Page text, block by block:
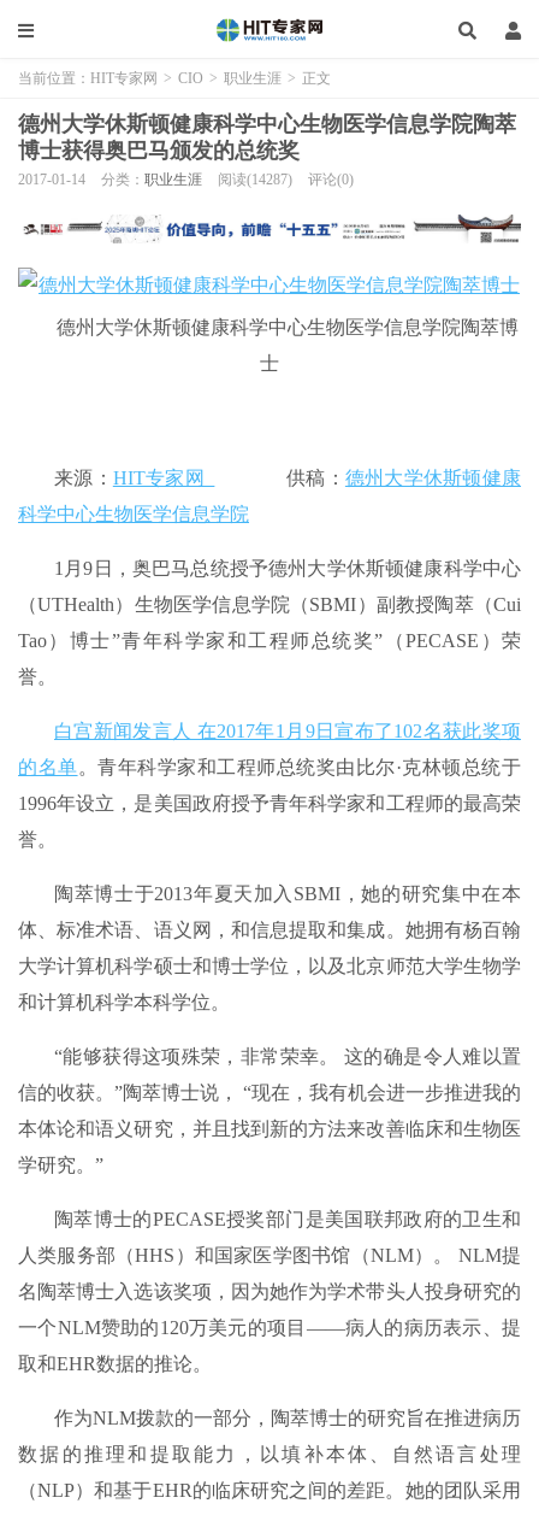
当前位置： HIT专家网 > CIO > 职业生涯 > 正文
德州大学休斯顿健康科学中心生物医学信息学院陶萃
博士获得奥巴马颁发的总统奖
2017-01-14 分类： 职业生涯 阅读(14287) 评论(0)
德州大学休斯顿健康科学中心生物医学信息学院陶萃博
士
来源： HIT专家网 供稿： 德州大学休斯顿健康
科学中心生物医学信息学院
1月9日，奥巴马总统授予德州大学休斯顿健康科学中心
（UTHealth）生物医学信息学院（SBMI）副教授陶萃（Cui
Tao）博士”青年科学家和工程师总统奖”（PECASE）荣
誉。
白宫新闻发言人 在2017年1月9日宣布了102名获此奖项
的名单。青年科学家和工程师总统奖由比尔·克林顿总统于
1996年设立，是美国政府授予青年科学家和工程师的最高荣
誉。
陶萃博士于2013年夏天加入SBMI，她的研究集中在本
体、标准术语、语义网，和信息提取和集成。她拥有杨百翰
大学计算机科学硕士和博士学位，以及北京师范大学生物学
和计算机科学本科学位。
“能够获得这项殊荣，非常荣幸。 这的确是令人难以置
信的收获。”陶萃博士说， “现在，我有机会进一步推进我的
本体论和语义研究，并且找到新的方法来改善临床和生物医
学研究。”
陶萃博士的PECASE授奖部门是美国联邦政府的卫生和
人类服务部（HHS）和国家医学图书馆（NLM）。 NLM提
名陶萃博士入选该奖项，因为她作为学术带头人投身研究的
一个NLM赞助的120万美元的项目——病人的病历表示、提
取和EHR数据的推论。
作为NLM拨款的一部分，陶萃博士的研究旨在推进病历
数据的推理和提取能力，以填补本体、自然语言处理
（NLP）和基于EHR的临床研究之间的差距。她的团队采用